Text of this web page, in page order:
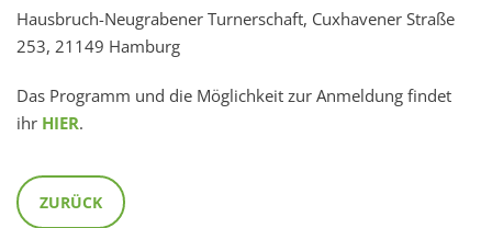
Hausbruch-Neugrabener Turnerschaft, Cuxhavener Straße
253, 21149 Hamburg
Das Programm und die Möglichkeit zur Anmeldung findet
ihr HIER.
ZURÜCK